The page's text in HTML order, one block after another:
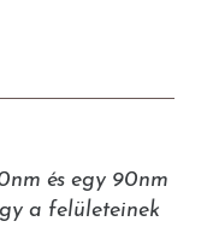
és egy 90nm
a felületeinek